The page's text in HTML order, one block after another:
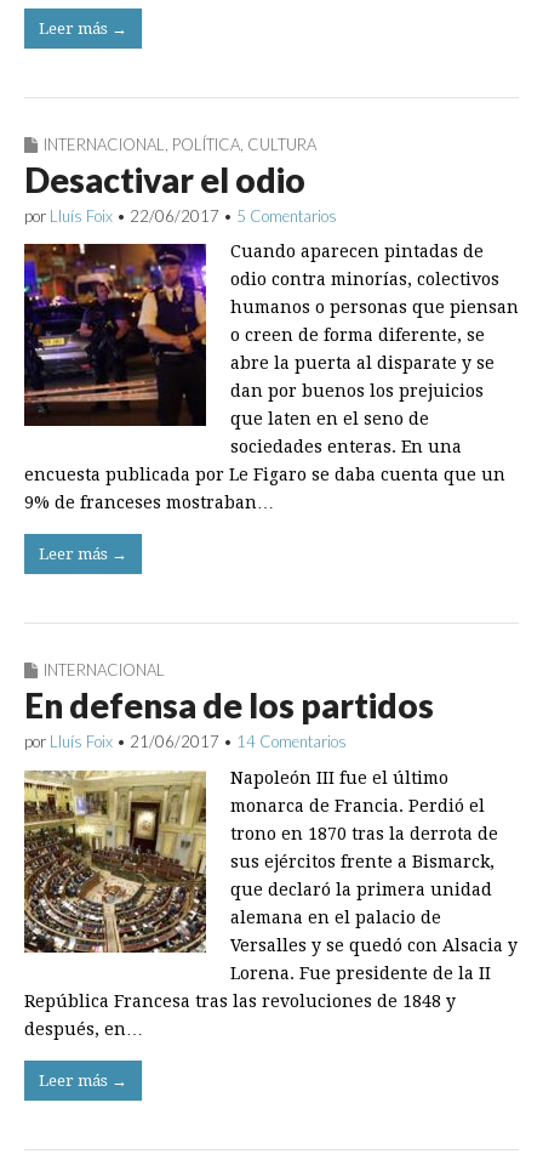
Leer más →
INTERNACIONAL POLÍTICA CULTURA
Desactivar el odio
por Lluís Foix • 22/06/2017 • 5 Comentarios
Cuando aparecen pintadas de
odio contra minorías, colectivos
humanos o personas que piensan
o creen de forma diferente, se
abre la puerta al disparate y se
dan por buenos los prejuicios
que laten en el seno de
sociedades enteras. En una
encuesta publicada por Le Figaro se daba cuenta que un
9% de franceses mostraban…
Leer más →
INTERNACIONAL
En defensa de los partidos
por Lluís Foix • 21/06/2017 • 14 Comentarios
Napoleón III fue el último
monarca de Francia. Perdió el
trono en 1870 tras la derrota de
sus ejércitos frente a Bismarck,
que declaró la primera unidad
alemana en el palacio de
Versalles y se quedó con Alsacia y
Lorena. Fue presidente de la II
República Francesa tras las revoluciones de 1848 y
después, en…
Leer más →